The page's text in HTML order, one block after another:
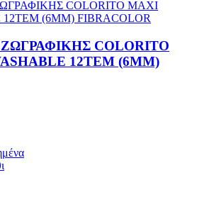
COLORITO
12ΤΕΜ (6MM)